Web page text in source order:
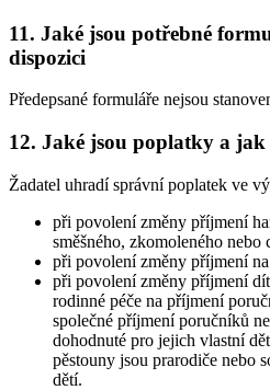
11. Jaké jsou potřebné
dispozici
Předepsané formuláře nejsou
12. Jaké jsou poplatky a
Žadatel uhradí správní poplatek ve
při povolení změny příjmení
směšného, zkomoleného nebo
při povolení změny příjmení
při povolení změny příjmení
rodinné péče na příjmení
společné příjmení poručníků
dohodnuté pro jejich vlastní
pěstouny jsou prarodiče nebo
dětí.